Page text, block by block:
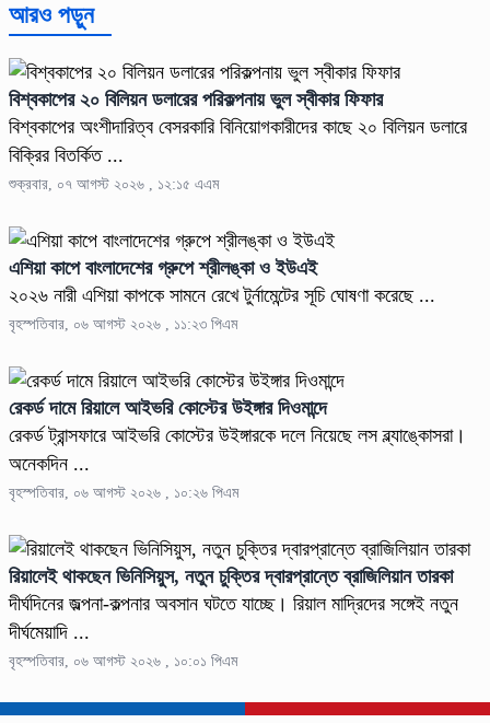
আরও পড়ুন
বিশ্বকাপের ২০ বিলিয়ন ডলারের পরিকল্পনায় ভুল স্বীকার ফিফার
বিশ্বকাপের অংশীদারিত্ব বেসরকারি বিনিয়োগকারীদের কাছে ২০ বিলিয়ন ডলারে
বিক্রির বিতর্কিত ...
শুক্রবার, ০৭ আগস্ট ২০২৬ , ১২:১৫ এএম
এশিয়া কাপে বাংলাদেশের গ্রুপে শ্রীলঙ্কা ও ইউএই
২০২৬ নারী এশিয়া কাপকে সামনে রেখে টুর্নামেন্টের সূচি ঘোষণা করেছে ...
বৃহস্পতিবার, ০৬ আগস্ট ২০২৬ , ১১:২৩ পিএম
রেকর্ড দামে রিয়ালে আইভরি কোস্টের উইঙ্গার দিওমান্দে
রেকর্ড ট্রান্সফারে আইভরি কোস্টের উইঙ্গারকে দলে নিয়েছে লস ব্ল্যাঙ্কোসরা।
অনেকদিন ...
বৃহস্পতিবার, ০৬ আগস্ট ২০২৬ , ১০:২৬ পিএম
রিয়ালেই থাকছেন ভিনিসিয়ুস, নতুন চুক্তির দ্বারপ্রান্তে ব্রাজিলিয়ান তারকা
দীর্ঘদিনের জল্পনা-কল্পনার অবসান ঘটতে যাচ্ছে। রিয়াল মাদ্রিদের সঙ্গেই নতুন
দীর্ঘমেয়াদি ...
বৃহস্পতিবার, ০৬ আগস্ট ২০২৬ , ১০:০১ পিএম